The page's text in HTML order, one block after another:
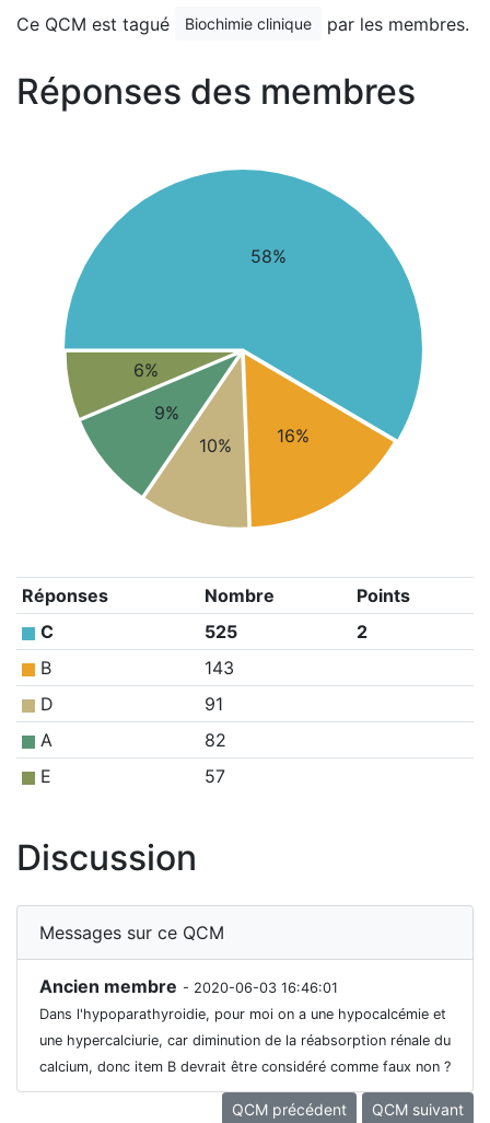
Ce QCM est tagué Biochimie clinique par les membres.
Réponses des membres
58%
16%
10%
9%
6%
Réponses Nombre
Points
C
525
2
B
143
D
91
A
82
E
57
Discussion
Messages sur ce QCM
Ancien membre - 2020-06-03 16:46:01
Dans l'hypoparathyroidie, pour moi on a une hypocalcémie et
une hypercalciurie, car diminution de la réabsorption rénale du
calcium, donc item B devrait être considéré comme faux non ?
QCM précédent QCM suivant